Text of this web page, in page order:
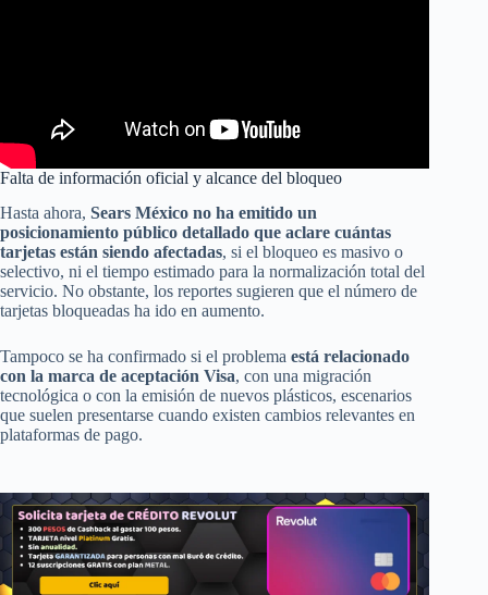
Falta de información oficial y alcance del bloqueo
Hasta ahora, Sears México no ha emitido un
posicionamiento público detallado que aclare cuántas
tarjetas están siendo afectadas, si el bloqueo es masivo o
selectivo, ni el tiempo estimado para la normalización total del
servicio. No obstante, los reportes sugieren que el número de
tarjetas bloqueadas ha ido en aumento.
Tampoco se ha confirmado si el problema está relacionado
con la marca de aceptación Visa, con una migración
tecnológica o con la emisión de nuevos plásticos, escenarios
que suelen presentarse cuando existen cambios relevantes en
plataformas de pago.